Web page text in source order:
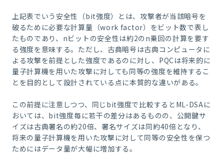
上記表でいう安全性（bit強度）とは、攻撃者が当該暗号を
破るために必要な計算量（work factor）をビット数で表し
たものであり、nビットの安全性は約2のn乗回の計算を要す
る強度を意味する。ただし、古典暗号は古典コンピュータに
よる攻撃を前提とした強度であるのに対し、PQCは将来的に
量子計算機を用いた攻撃に対しても同等の強度を維持するこ
とを目的として設計されている点に本質的な違いがある。
この前提に注意しつつ、同じbit強度で比較するとML-DSAに
おいては、bit強度毎に若干の差分はあるものの、公開鍵サ
イズは古典署名の約20倍、署名サイズは同約40倍となり、
将来の量子計算機を用いた攻撃に対して同等の安全性を保つ
ためにはデータ量が大幅に増加する。